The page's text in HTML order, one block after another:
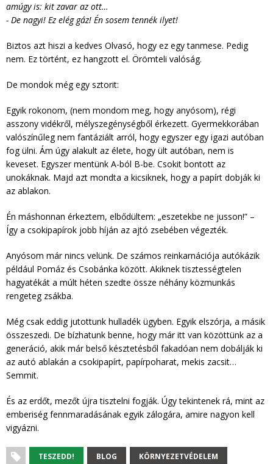
amúgy is: kit zavar az ott…
- De nagyi! Ez elég gáz! Én sosem tennék ilyet!
Biztos azt hiszi a kedves Olvasó, hogy ez egy tanmese. Pedig
nem. Ez történt, ez hangzott el. Örömteli valóság.
De mondok még egy sztorit:
Egyik rokonom, (nem mondom meg, hogy anyósom), régi
asszony vidékről, mélyszegénységből érkezett. Gyermekkorában
valószínűleg nem fantáziált arról, hogy egyszer egy igazi autóban
fog ülni. Ám úgy alakult az élete, hogy ült autóban, nem is
keveset. Egyszer mentünk A-ból B-be. Csokit bontott az
unokáknak. Majd azt mondta a kicsiknek, hogy a papírt dobják ki
az ablakon.
Én máshonnan érkeztem, elbődültem: „eszetekbe ne jusson!” –
Így a csokipapírok jobb híján az ajtó zsebében végezték.
Anyósom már nincs velünk. De számos reinkarnációja autókázik
például Pomáz és Csobánka között. Akiknek tisztességtelen
hagyatékát a múlt héten szedte össze néhány közmunkás
rengeteg zsákba.
Még csak eddig jutottunk hulladék ügyben. Egyik elszórja, a másik
összeszedi. De bízhatunk benne, hogy már itt van közöttünk az a
generáció, akik már belső késztetésből fakadóan nem dobálják ki
az autó ablakán a csokipapírt, papírpoharat, mekis zacsit…
Semmit.
És az erdőt, mezőt újra tisztelni fogják. Úgy tekintenek rá, mint az
emberiség fennmaradásának egyik zálogára, amire nagyon kell
vigyázni.
TESZEDD! BLOG KÖRNYEZETVÉDELEM